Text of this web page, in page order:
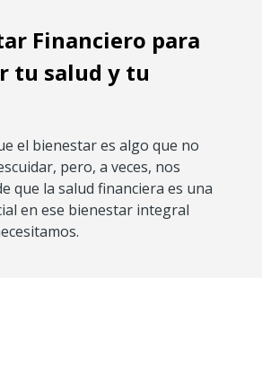
Financiero para
tu salud y tu
el bienestar es algo que no
pero, a veces, nos
que la salud financiera es una
en ese bienestar integral